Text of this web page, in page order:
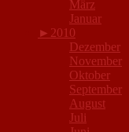
März
Januar
► 2010
Dezember
November
Oktober
September
August
Juli